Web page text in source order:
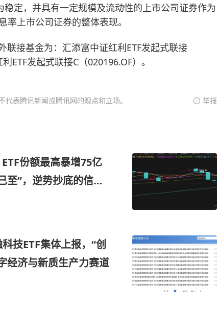
定，并具有一定规模及流动性的上市公司证券作为
上市公司证券的整体表现。
联接基金为：汇添富中证红利ETF发起式联接
ETF发起式联接C（020196.OF）。
表腾讯新闻或腾讯网的观点和立场。 举报
份额最高暴增75亿
至”，逆势抄底的信号
技ETF集体上报，“创
经济与新质生产力赛道